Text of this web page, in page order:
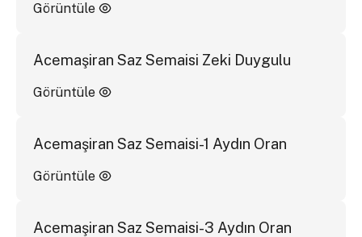
Görüntüle
Acemaşiran Saz Semaisi Zeki Duygulu
Görüntüle
Acemaşiran Saz Semaisi-1 Aydın Oran
Görüntüle
Acemaşiran Saz Semaisi-3 Aydın Oran